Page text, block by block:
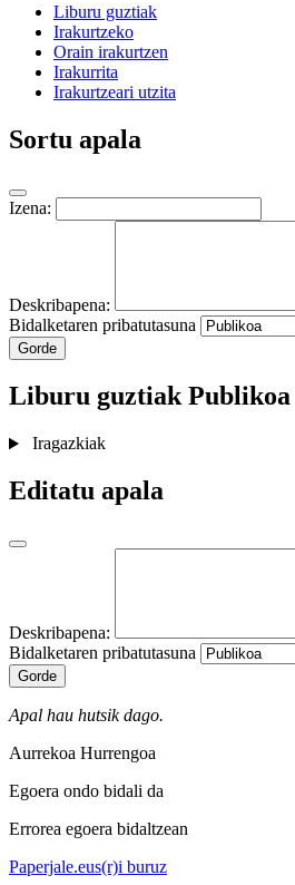
Liburu guztiak
Irakurtzeko
Orain irakurtzen
Irakurrita
Irakurtzeari utzita
Sortu apala
Izena:
Deskribapena:
Bidalketaren pribatutasuna
Gorde
Liburu guztiakPublikoa
Iragazkiak
Editatu apala
Deskribapena:
Bidalketaren pribatutasuna
Gorde
Apal hau hutsik dago.
Aurrekoa Hurrengoa
Egoera ondo bidali da
Errorea egoera bidaltzean
Paperjale.eus(r)i buruz